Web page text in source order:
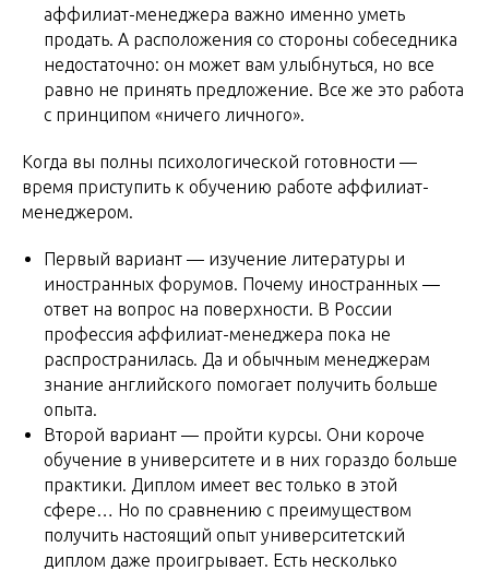
аффилиат-менеджера важно именно уметь
продать. А расположения со стороны собеседника
недостаточно: он может вам улыбнуться, но все
равно не принять предложение. Все же это работа
с принципом «ничего личного».
Когда вы полны психологической готовности —
время приступить к обучению работе аффилиат-
менеджером.
Первый вариант — изучение литературы и
иностранных форумов. Почему иностранных —
ответ на вопрос на поверхности. В России
профессия аффилиат-менеджера пока не
распространилась. Да и обычным менеджерам
знание английского помогает получить больше
опыта.
Второй вариант — пройти курсы. Они короче
обучение в университете и в них гораздо больше
практики. Диплом имеет вес только в этой
сфере… Но по сравнению с преимуществом
получить настоящий опыт университетский
диплом даже проигрывает. Есть несколько